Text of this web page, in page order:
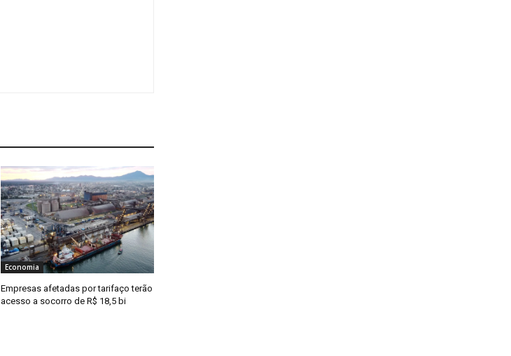
Economia
Empresas afetadas por tarifaço terão
acesso a socorro de R$ 18,5 bi